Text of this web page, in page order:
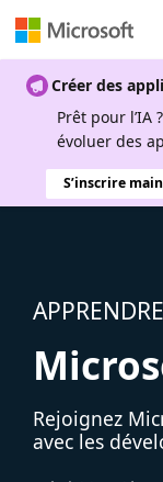
Créer des
Prêt pour l’IA
évoluer des
S’inscrire
Rejoignez
avec les